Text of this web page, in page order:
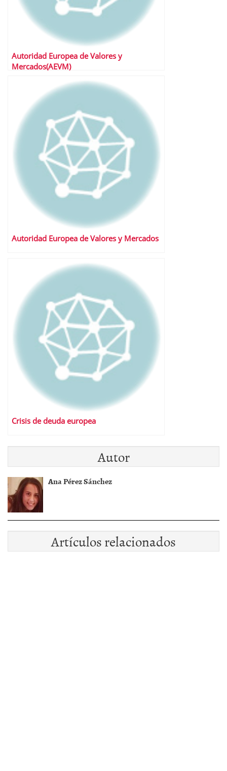
Autoridad Europea de Valores y
Mercados(AEVM)
Autoridad Europea de Valores y Mercados
Crisis de deuda europea
Autor
Ana Pérez Sánchez
Artículos relacionados